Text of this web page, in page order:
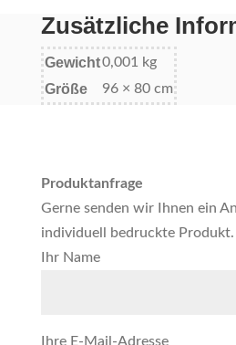
Zusätzliche
Gewicht0,001 kg
Größe 96 × 80 cm
Produktanfrage
Gerne senden wir Ihnen ein
individuell bedruckte Produkt.
Ihr Name
Ihre E-Mail-Adresse